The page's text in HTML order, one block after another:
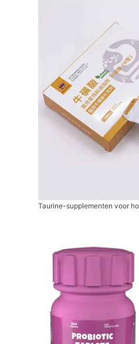
Taurine-supplementen voor